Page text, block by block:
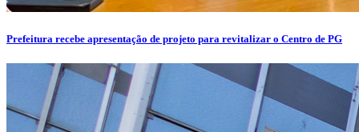
Prefeitura recebe apresentação de projeto para revitalizar o Centro de PG